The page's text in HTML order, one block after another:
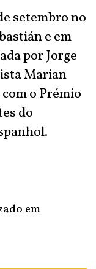
setembro no
e em
por Jorge
Marian
o Prémio
do
em